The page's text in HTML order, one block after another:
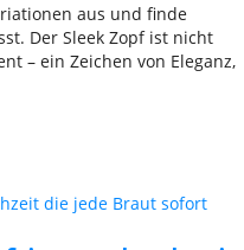
aus und finde
Der Sleek Zopf ist nicht
– ein Zeichen von Eleganz,